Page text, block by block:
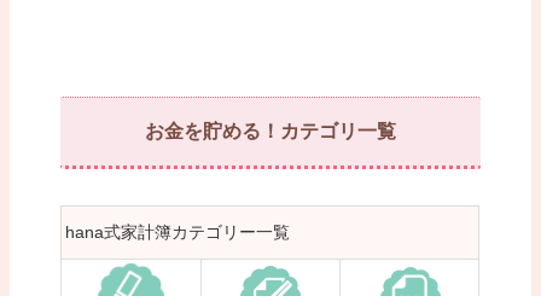
お金を貯める！カテゴリ一覧
hana式家計簿カテゴリー一覧